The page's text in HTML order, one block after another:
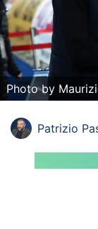
Calcio
Serie A
Europa
Altri Sport
Photo by
Patrizio